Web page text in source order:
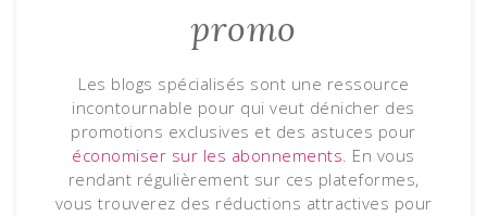
promo
Les blogs spécialisés sont une ressource
incontournable pour qui veut dénicher des
promotions exclusives et des astuces pour
économiser sur les abonnements . En vous
rendant régulièrement sur ces plateformes,
vous trouverez des réductions attractives pour